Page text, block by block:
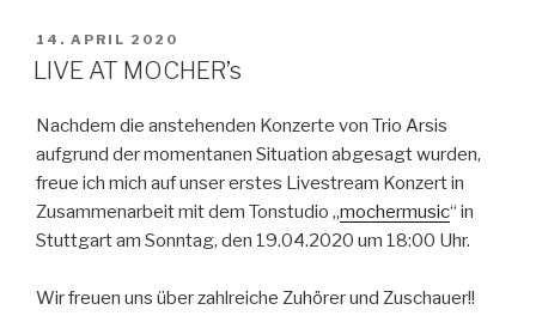
c
e
o
o
k
st
o
o
n
ail
n
VERÖFFENTLICHT
AM
14. APRIL 2020
LIVE AT MOCHER’s
Nachdem die anstehenden Konzerte von Trio Arsis
aufgrund der momentanen Situation abgesagt wurden,
freue ich mich auf unser erstes Livestream Konzert in
Zusammenarbeit mit dem Tonstudio „mochermusic“ in
Stuttgart am Sonntag, den 19.04.2020 um 18:00 Uhr.
Wir freuen uns über zahlreiche Zuhörer und Zuschauer!!